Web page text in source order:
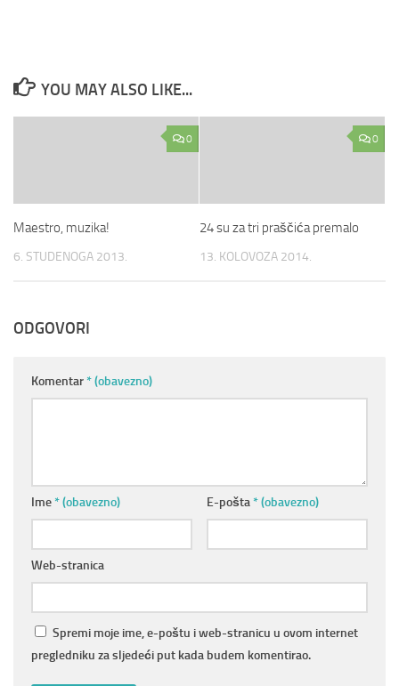
YOU MAY ALSO LIKE...
0
Maestro, muzika!
6. STUDENOGA 2013.
0
24 su za tri praščića premalo
13. KOLOVOZA 2014.
ODGOVORI
Komentar* (obavezno)
Ime* (obavezno) E-pošta* (obavezno)
Web-stranica
Spremi moje ime, e-poštu i web-stranicu u ovom internet
pregledniku za sljedeći put kada budem komentirao.